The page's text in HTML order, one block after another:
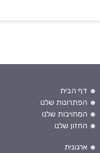
דף הבית
הפתרונות שלנו
המחויבות שלנו
החזון שלנו
ארגונית